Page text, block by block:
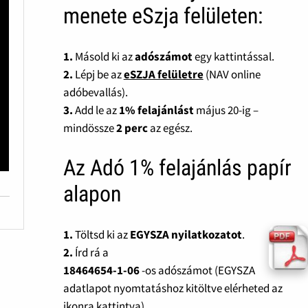
menete eSzja felületen:
1. Másold ki azadószámotegy kattintással.
2. Lépj be azeSZJA felületre(NAV online
adóbevallás).
3.Add le az1% felajánlástmájus 20-ig –
mindössze2 percaz egész.
Az Adó 1% felajánlás papír
alapon
1.Töltsd ki azEGYSZA nyilatkozatot.
2. Írd rá a
18464654-1-06-os adószámot (EGYSZA
adatlapot nyomtatáshoz kitöltve elérheted az